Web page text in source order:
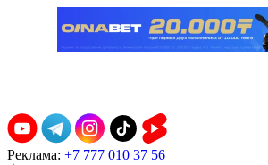
Реклама: +7 777 010 37 56